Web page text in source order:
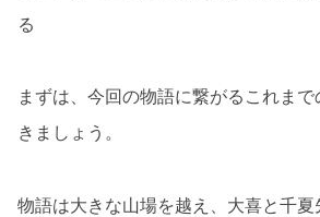
る
まずは、今回の物語に繋がるこれま
きましょう。
物語は大きな山場を越え、大喜と千